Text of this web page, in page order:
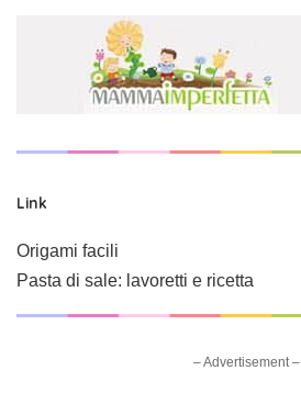
Link
Origami facili
Pasta di sale: lavoretti e ricetta
– Advertisement –